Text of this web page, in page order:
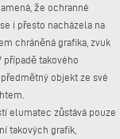
že ochranné
i přesto nacházela na
chráněná grafika, zvuk
případě takového
objekt ze své
elumatec zůstává pouze
takových grafik,